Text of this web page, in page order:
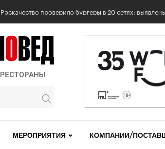
Роскачество проверило бургеры в 20 сетях:
РЕСТОРАНЫ
МЕРОПРИЯТИЯ КОМПАНИИ/